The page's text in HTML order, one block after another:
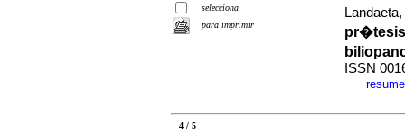
selecciona
para imprimir
ISSN
·
4 / 5